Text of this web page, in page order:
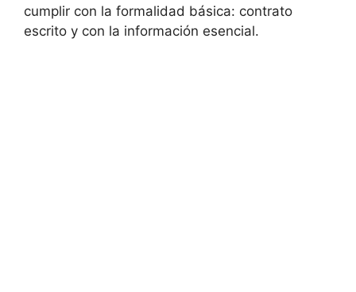
cumplir con la formalidad básica: contrato
escrito y con la información esencial.